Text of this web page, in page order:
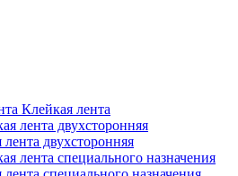
Клейкая лента
двухсторонняя